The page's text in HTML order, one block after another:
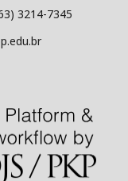
3214-7345